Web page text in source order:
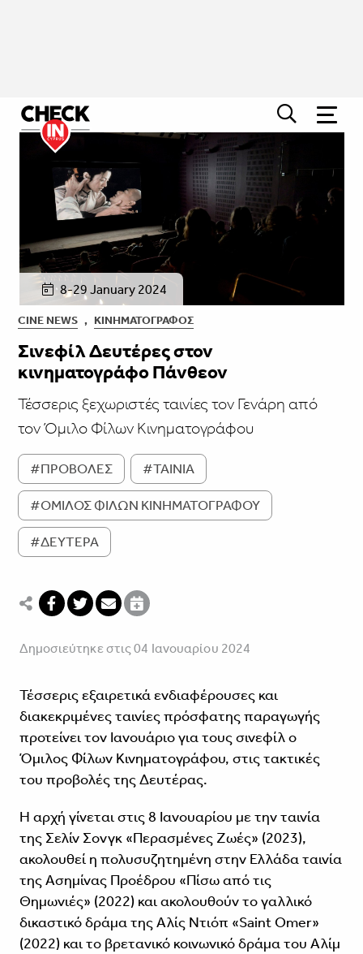
8-29 January 2024
CINE NEWS , ΚΙΝΗΜΑΤΟΓΡΆΦΟΣ
Σινεφίλ Δευτέρες στον
κινηματογράφο Πάνθεον
Τέσσερις ξεχωριστές ταινίες τον Γενάρη από
τον Όμιλο Φίλων Κινηματογράφου
#ΠΡΟΒΟΛΕΣ #ΤΑΙΝΙΑ
#ΟΜΙΛΟΣ ΦΙΛΩΝ ΚΙΝΗΜΑΤΟΓΡΑΦΟΥ
#ΔΕΥΤΕΡΑ
Δημοσιεύτηκε στις 04 Ιανουαρίου 2024
Τέσσερις εξαιρετικά ενδιαφέρουσες και
διακεκριμένες ταινίες πρόσφατης παραγωγής
προτείνει τον Ιανουάριο για τους σινεφίλ ο
Όμιλος Φίλων Κινηματογράφου, στις τακτικές
του προβολές της Δευτέρας.
Η αρχή γίνεται στις 8 Ιανουαρίου με την ταινία
της Σελίν Σονγκ «Περασμένες Ζωές» (2023),
ακολουθεί η πολυσυζητημένη στην Ελλάδα ταινία
της Ασημίνας Προέδρου «Πίσω από τις
Θημωνιές» (2022) και ακολουθούν το γαλλικό
δικαστικό δράμα της Αλίς Ντιόπ «Saint Omer»
(2022) και το βρετανικό κοινωνικό δράμα του Αλίμ